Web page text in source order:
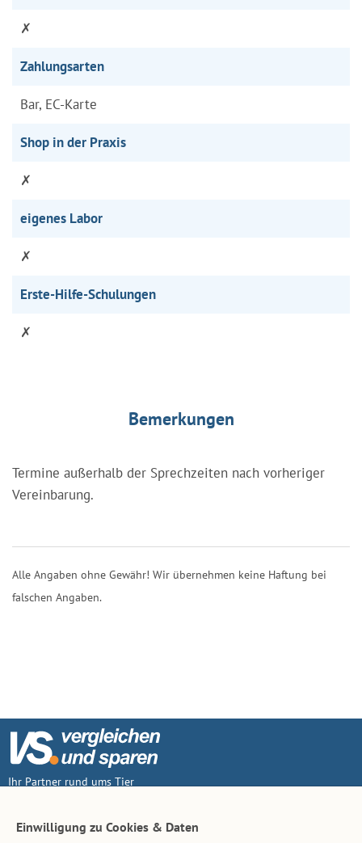
✗
Zahlungsarten
Bar, EC-Karte
Shop in der Praxis
✗
eigenes Labor
✗
Erste-Hilfe-Schulungen
✗
Bemerkungen
Termine außerhalb der Sprechzeiten nach vorheriger
Vereinbarung.
Alle Angaben ohne Gewähr! Wir übernehmen keine Haftung bei
falschen Angaben.
Ihr Partner rund ums Tier
Einwilligung zu Cookies & Daten